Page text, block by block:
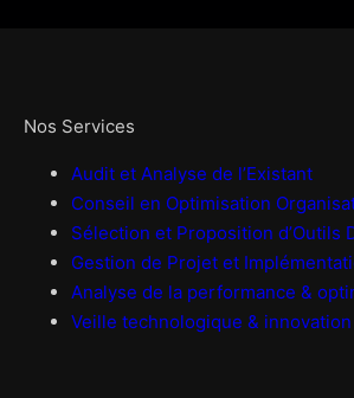
Nos Services
Audit et Analyse de l’Existant
Conseil en Optimisation
Sélection et Proposition d’Outils
Gestion de Projet et
Analyse de la performance &
Veille technologique & innovation